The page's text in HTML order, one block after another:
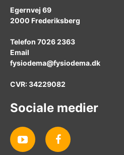
Egernvej 69
2000 Frederiksberg
Telefon 7026 2363
Email
fysiodema@fysiodema.dk
CVR: 34229082
Sociale medier